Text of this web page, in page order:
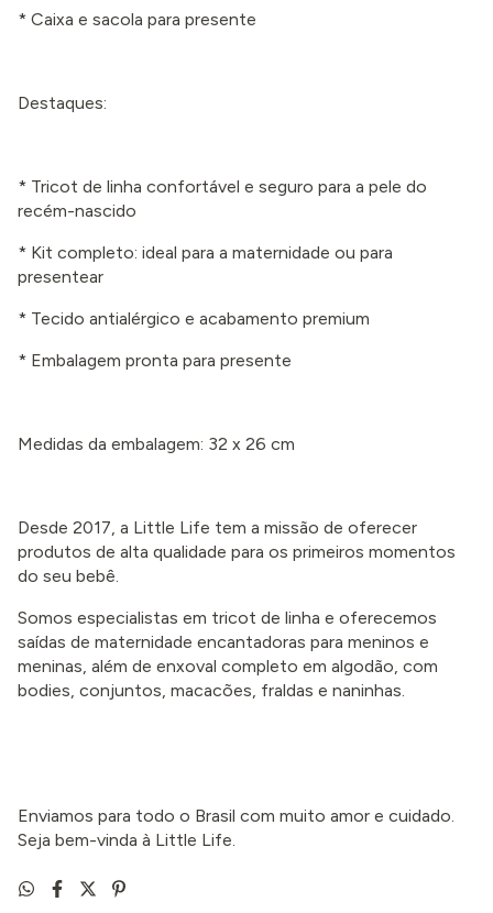
* Caixa e sacola para presente
Destaques:
* Tricot de linha confortável e seguro para a pele do
recém-nascido
* Kit completo: ideal para a maternidade ou para
presentear
* Tecido antialérgico e acabamento premium
* Embalagem pronta para presente
Medidas da embalagem: 32 x 26 cm
Desde 2017, a Little Life tem a missão de oferecer
produtos de alta qualidade para os primeiros momentos
do seu bebê.
Somos especialistas em tricot de linha e oferecemos
saídas de maternidade encantadoras para meninos e
meninas, além de enxoval completo em algodão, com
bodies, conjuntos, macacões, fraldas e naninhas.
Enviamos para todo o Brasil com muito amor e cuidado.
Seja bem-vinda à Little Life.